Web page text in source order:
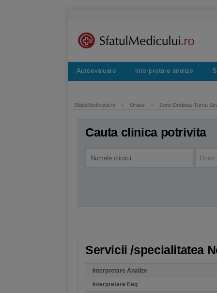
Autoevaluare Interpretare analize
SfatulMedicului.ro › Orase › Zone Drobeta-Turnu
Cauta clinica potrivita
Orice
Servicii /specialitatea
Interpretare Analize
Interpretare Eeg